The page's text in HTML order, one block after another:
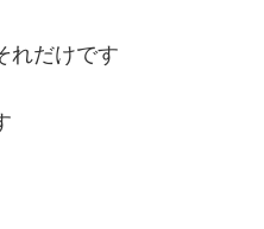
れだけです